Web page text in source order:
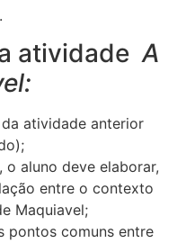
atividade A
atividade anterior
aluno deve elaborar,
entre o contexto
Maquiavel;
pontos comuns entre